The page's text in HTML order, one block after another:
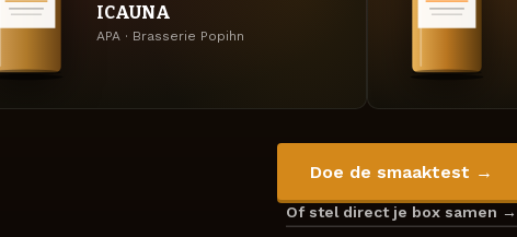
ICAUNA
APA · Brasserie Popihn
Doe de smaaktest →
Of stel direct je box samen →